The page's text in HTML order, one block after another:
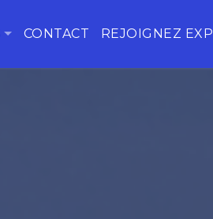
CONTACT REJOIGNEZ EXP